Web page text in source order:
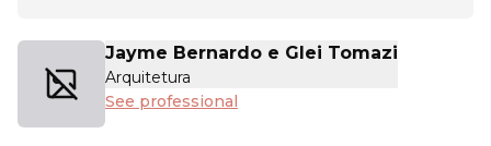
Jayme Bernardo e Glei Tomazi
Arquitetura
See professional